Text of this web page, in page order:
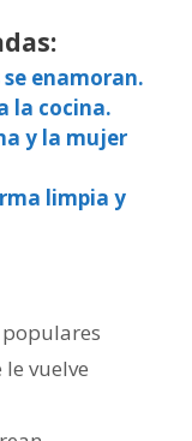
enamoran.
la cocina.
y la mujer
limpia y
vuelve